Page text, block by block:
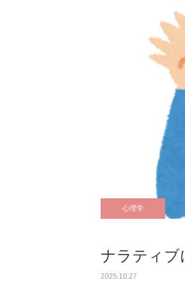
やる気につ
心理学
ナラティブ
2025.10.27